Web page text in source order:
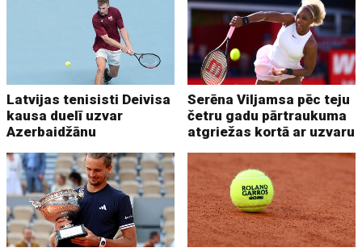
Latvijas tenisisti Deivisa
kausa duelī uzvar
Azerbaidžānu
Serēna Viljamsa pēc teju
četru gadu pārtraukuma
atgriežas kortā ar uzvaru